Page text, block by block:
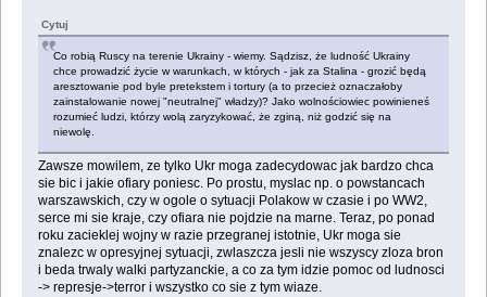
Cytuj
Co robią Ruscy na terenie Ukrainy - wiemy. Sądzisz, że ludność Ukrainy
chce prowadzić życie w warunkach, w których - jak za Stalina - grozić będą
aresztowanie pod byle pretekstem i tortury (a to przecież oznaczałoby
zainstalowanie nowej "neutralnej" władzy)? Jako wolnościowiec powinieneś
rozumieć ludzi, którzy wolą zaryzykować, że zginą, niż godzić się na
niewolę.
Zawsze mowilem, ze tylko Ukr moga zadecydowac jak bardzo chca
sie bic i jakie ofiary poniesc. Po prostu, myslac np. o powstancach
warszawskich, czy w ogole o sytuacji Polakow w czasie i po WW2,
serce mi sie kraje, czy ofiara nie pojdzie na marne. Teraz, po ponad
roku zacieklej wojny w razie przegranej istotnie, Ukr moga sie
znalezc w opresyjnej sytuacji, zwlaszcza jesli nie wszyscy zloza bron
i beda trwaly walki partyzanckie, a co za tym idzie pomoc od ludnosci
-> represje->terror i wszystko co sie z tym wiaze.